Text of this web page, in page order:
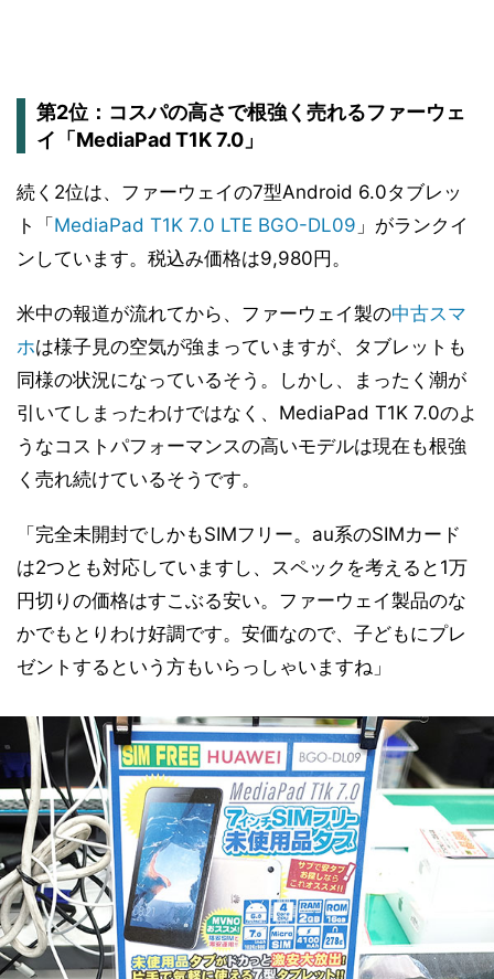
第2位：コスパの高さで根強く売れるファーウェ
イ「MediaPad T1K 7.0」
続く2位は、ファーウェイの7型Android 6.0タブレッ
ト「 MediaPad T1K 7.0 LTE BGO-DL09 」がランクイ
ンしています。税込み価格は9,980円。
米中の報道が流れてから、ファーウェイ製の中古スマ
ホは様子見の空気が強まっていますが、タブレットも
同様の状況になっているそう。しかし、まったく潮が
引いてしまったわけではなく、MediaPad T1K 7.0のよ
うなコストパフォーマンスの高いモデルは現在も根強
く売れ続けているそうです。
「完全未開封でしかもSIMフリー。au系のSIMカード
は2つとも対応していますし、スペックを考えると1万
円切りの価格はすこぶる安い。ファーウェイ製品のな
かでもとりわけ好調です。安価なので、子どもにプレ
ゼントするという方もいらっしゃいますね」